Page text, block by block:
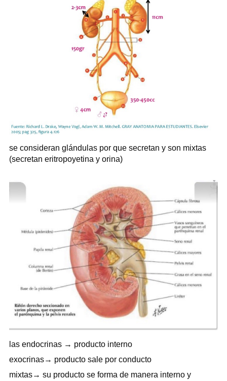
se consideran glándulas por que secretan y son mixtas
(secretan eritropoyetina y orina)
las endocrinas → producto interno
exocrinas→ producto sale por conducto
mixtas→ su producto se forma de manera interno y